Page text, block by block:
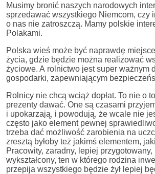
Musimy bronić naszych narodowych
sprzedawać wszystkiego Niemcom, czy
o nas nie zatroszczą. Mamy polskie
Polakami.
Polska wieś może być naprawdę
życia, gdzie będzie można realizować
życiowe. A rolnictwo jest super ważnym
gospodarki, zapewniającym
Rolnicy nie chcą wciąż dopłat. To nie o
prezenty dawać. One są czasami
i upokarzają, i powodują, że wcale nie
często jako element pewnej
trzeba dać możliwość zarobienia na
zresztą byłoby też jakimś elementem,
Pracowity, zaradny, lepiej przygotowany,
wykształcony, ten w którego rodzina
przepija wszystkiego będzie żył lepiej